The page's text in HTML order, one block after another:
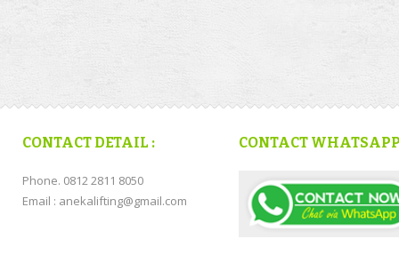
CONTACT DETAIL :
Phone. 0812 2811 8050
Email : anekalifting@gmail.com
CONTACT